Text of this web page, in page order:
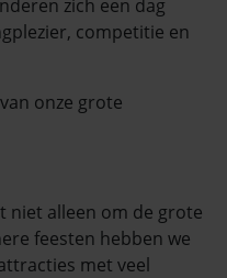
zich een dag
competitie en
onze grote
niet alleen om de grote
feesten hebben we
met veel